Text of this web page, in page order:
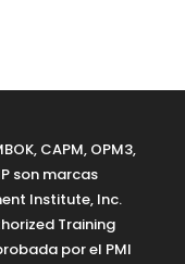
CAPM, OPM3,
son marcas
Institute, Inc.
Training
por el PMI